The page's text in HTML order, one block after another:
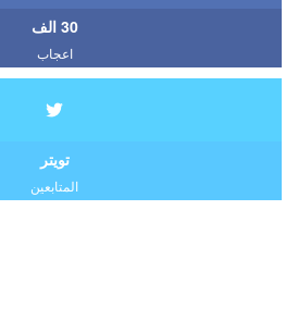
30 الف
اعجاب
تويتر
المتابعين